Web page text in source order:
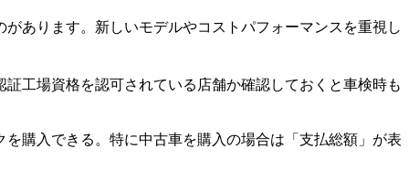
あります。新しいモデルやコストパフォーマンスを重視し
工場資格を認可されている店舗か確認しておくと車検時も
購入できる。特に中古車を購入の場合は「支払総額」が表